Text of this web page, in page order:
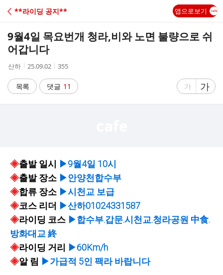
C
A
**라이딩 공지** 앱으로보기
9월4일 목요번개 청라,비와 노면 불량으로 쉬
어갑니다
작
자
산하
작
시
간
25.09.02
조
수
355
목록 댓글 11
글
가
글
자
가
◈출발 일시
▶9월4일 10시
◈출발 장소 ▶안양천합수부
◈합류 장소 ▶시천교 보급
◈코스 리더 ▶산하01024331587
◈라이딩 코스 ▶합수부.갑문.시천교.청라공원 中食.
방화대교 終
◈라이딩 거리
▶60Km/h
◈알 림 ▶가급적 5인 팩라 바랍니다